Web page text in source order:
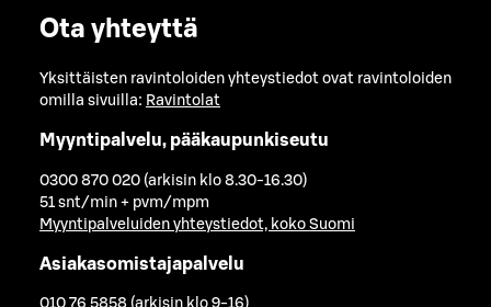
Ota yhteyttä
Yksittäisten ravintoloiden yhteystiedot ovat ravintoloiden
omilla sivuilla: Ravintolat
Myyntipalvelu, pääkaupunkiseutu
0300 870 020 (arkisin klo 8.30-16.30)
51 snt/min + pvm/mpm
Myyntipalveluiden yhteystiedot, koko Suomi
Asiakasomistajapalvelu